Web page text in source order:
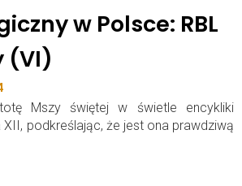
w Polsce: RBL
(VI)
Mszy świętej w świetle encykliki
XII, podkreślając, że jest ona prawdziwą